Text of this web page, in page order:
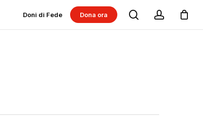
Doni di Fede Dona ora searchaccount